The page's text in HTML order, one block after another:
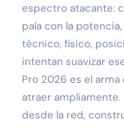
espectro atacante:
pala con la
técnico, físico,
intentan suavizar
Pro 2026 es el
atraer
desde la red,